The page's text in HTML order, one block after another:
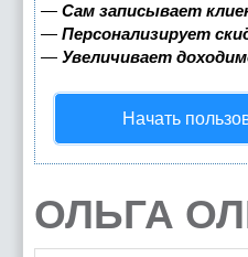
— Сам записывает
— Персонализирует
— Увеличивает
Начать
ОЛЬГА